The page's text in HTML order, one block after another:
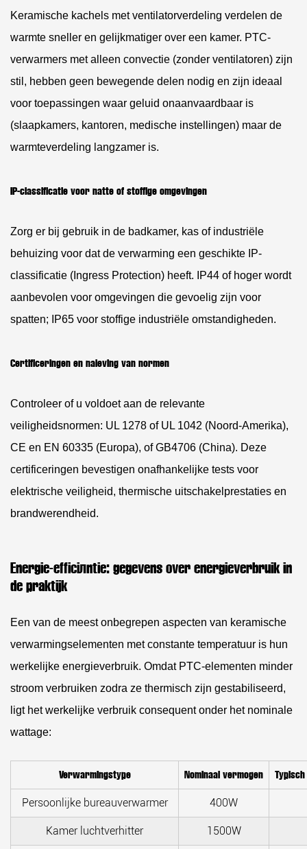
Keramische kachels met ventilatorverdeling verdelen de
warmte sneller en gelijkmatiger over een kamer. PTC-
verwarmers met alleen convectie (zonder ventilatoren) zijn
stil, hebben geen bewegende delen nodig en zijn ideaal
voor toepassingen waar geluid onaanvaardbaar is
(slaapkamers, kantoren, medische instellingen) maar de
warmteverdeling langzamer is.
IP-classificatie voor natte of stoffige omgevingen
Zorg er bij gebruik in de badkamer, kas of industriële
behuizing voor dat de verwarming een geschikte IP-
classificatie (Ingress Protection) heeft.
IP44 of hoger wordt
aanbevolen voor omgevingen die gevoelig zijn voor
spatten; IP65 voor stoffige industriële omstandigheden.
Certificeringen en naleving van normen
Controleer of u voldoet aan de relevante
veiligheidsnormen: UL 1278 of UL 1042 (Noord-Amerika),
CE en EN 60335 (Europa), ofGB4706 (China). Deze
certificeringen bevestigen onafhankelijke tests voor
elektrische veiligheid, thermische uitschakelprestaties en
brandwerendheid.
Energie-efficiëntie: gegevens over energieverbruik in
de praktijk
Een van de meest onbegrepen aspecten van keramische
verwarmingselementen met constante temperatuur is hun
werkelijke energieverbruik. Omdat PTC-elementen minder
stroom verbruiken zodra ze thermisch zijn gestabiliseerd,
ligt het werkelijke verbruik consequent onder het nominale
wattage:
Verwarmingstype Nominaal vermogen
Persoonlijke bureauverwarmer 400W
Kamer luchtverhitter 1500W